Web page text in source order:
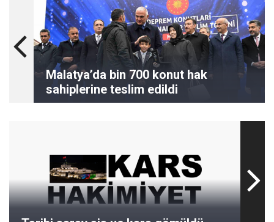
Malatya’da bin 700 konut hak
sahiplerine teslim edildi